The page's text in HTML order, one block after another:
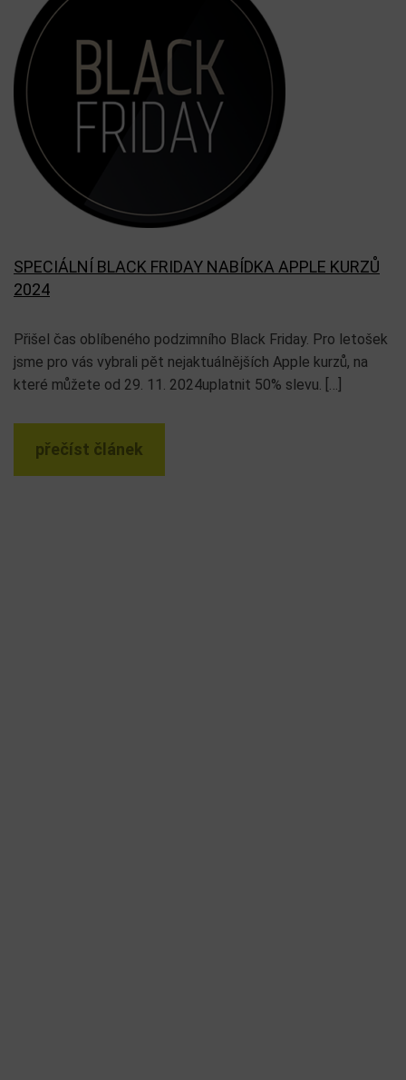
SPECIÁLNÍ BLACK FRIDAY NABÍDKA APPLE KURZŮ
2024
Přišel čas oblíbeného podzimního Black Friday. Pro letošek
jsme pro vás vybrali pět nejaktuálnějších Apple kurzů, na
které můžete od 29. 11. 2024uplatnit 50% slevu. […]
přečíst článek